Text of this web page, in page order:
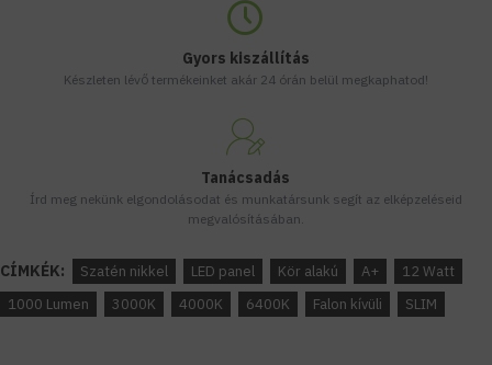
Gyors kiszállítás
Készleten lévő termékeinket akár 24 órán belül megkaphatod!
Tanácsadás
Írd meg nekünk elgondolásodat és munkatársunk segít az elképzeléseid
megvalósításában.
CÍMKÉK: Szatén nikkel LED panel Kör alakú A+
12 Watt
1000 Lumen
3000K 4000K 6400K Falon kívüli SLIM